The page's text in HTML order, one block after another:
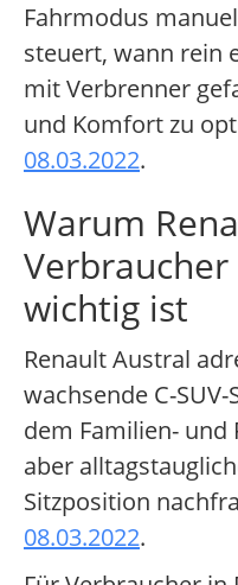
Fahrmodus
steuert, wann rein
mit Verbrenner
und Komfort zu
08.03.2022.
Warum
wichtig ist
Renault Austral
wachsende C-
dem Familien-
aber
Sitzposition
08.03.2022.